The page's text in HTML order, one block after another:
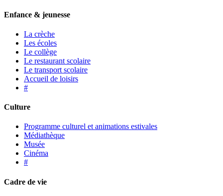
Enfance & jeunesse
La crèche
Les écoles
Le collège
Le restaurant scolaire
Le transport scolaire
Accueil de loisirs
#
Culture
Programme culturel et animations estivales
Médiathèque
Musée
Cinéma
#
Cadre de vie